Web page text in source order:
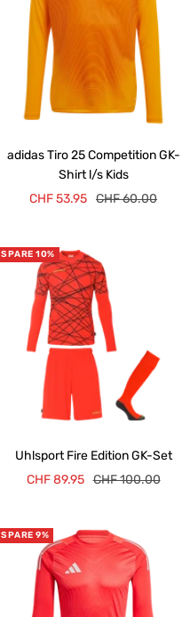
adidas Tiro 25 Competition GK-
Shirt l/s Kids
Angebotspreis
CHF 53.95 Regulärer
CHF 60.00
SPARE 10%
Uhlsport Fire Edition GK-Set
Angebotspreis
CHF 89.95 Regulärer
CHF 100.00
SPARE 9%